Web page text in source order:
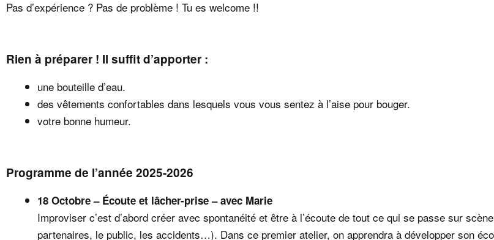
Pas d’expérience ? Pas de problème ! Tu es welcome !!
Rien à préparer ! Il suffit d’apporter :
une bouteille d’eau.
des vêtements confortables dans lesquels vous vous sentez à l’aise pour bouger.
votre bonne humeur.
Programme de l’année 2025-2026
18 Octobre – Écoute et lâcher-prise – avec Marie
Improviser c’est d’abord créer avec spontanéité et être à l’écoute de tout ce qui se passe sur
partenaires, le public, les accidents…). Dans ce premier atelier, on apprendra à développer son